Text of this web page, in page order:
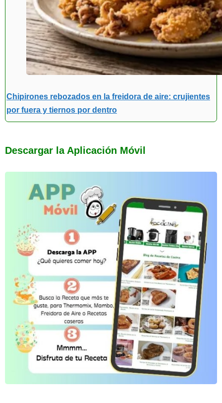
Chipirones rebozados en la freidora de aire: crujientes
por fuera y tiernos por dentro
Descargar la Aplicación Móvil